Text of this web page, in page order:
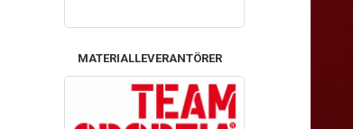
MATERIALLEVERANTÖRER